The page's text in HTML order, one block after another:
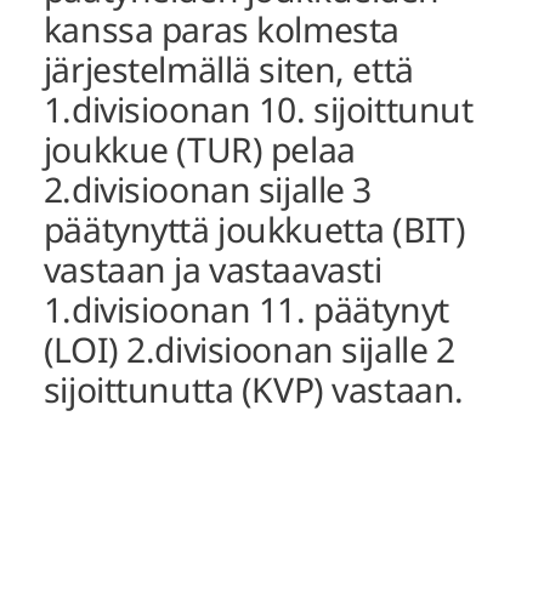
kanssa paras kolmesta
järjestelmällä siten, että
1.divisioonan 10. sijoittunut
joukkue (TUR) pelaa
2.divisioonan sijalle 3
päätynyttä joukkuetta (BIT)
vastaan ja vastaavasti
1.divisioonan 11. päätynyt
(LOI) 2.divisioonan sijalle 2
sijoittunutta (KVP) vastaan.